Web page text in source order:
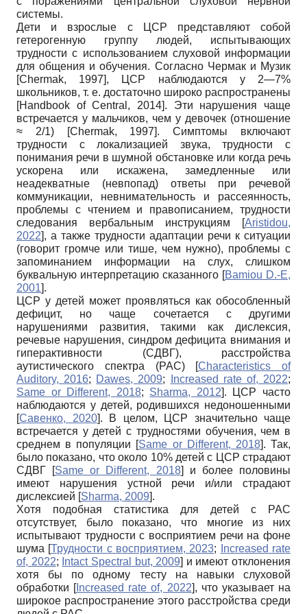
системы.
Дети и взрослые с ЦСР представляют собой
гетерогенную группу людей, испытывающих
трудности с использованием слуховой информации
для общения и обучения. Согласно Чермак и Музик
[Chermak, 1997], ЦСР наблюдаются у 2—7%
школьников, т. е. достаточно широко распространены
[Handbook of Central, 2014]. Эти нарушения чаще
встречается у мальчиков, чем у девочек (отношение
≈ 2/1)
[Chermak, 1997]. Симптомы включают
трудности с локализацией звука, трудности с
понимания речи в шумной обстановке или когда речь
ускорена или искажена, замедленные или
неадекватные (невпопад) ответы при речевой
коммуникации, невнимательность и рассеянность,
проблемы с чтением и правописанием, трудности
следования вербальным инструкциям
[Aristidou,
2022], а также трудности адаптации речи к ситуации
(говорит громче или тише, чем нужно), проблемы с
запоминанием информации на слух, слишком
буквальную интерпретацию сказанного [Bamiou D.-E,
2001].
ЦСР у детей может проявляться как обособленный
дефицит, но чаще сочетается с другими
нарушениями развития, такими как дислексия,
речевые нарушения, синдром дефицита внимания и
гиперактивности (СДВГ), расстройства
аутистического спектра (РАС)
[Characteristics of
Auditory, 2016; Dawes, 2009; Increased rate of, 2022;
Same or Different, 2018; Sharma, 2012]. ЦСР часто
наблюдаются у детей, родившихся недоношенными
[Савенко, 2020]. В целом, ЦСР значительно чаще
встречается у детей с трудностями обучения, чем в
среднем в популяции [Same or Different, 2018]. Так,
было показано, что около 10% детей с ЦСР страдают
СДВГ
[Same or Different, 2018] и более половины
имеют нарушения устной речи и/или страдают
дислексией [Sharma, 2009].
Хотя подобная статистика для детей с РАС
отсутствует, было показано, что многие из них
испытывают трудности с восприятием речи на фоне
шума [Трудности с восприятием, 2023;
Increased rate
of, 2022; Intact Spectral but, 2009] и имеют отклонения
хотя бы по одному тесту на навыки слуховой
обработки [Increased rate of, 2022], что указывает на
широкое распространение этого расстройства среди